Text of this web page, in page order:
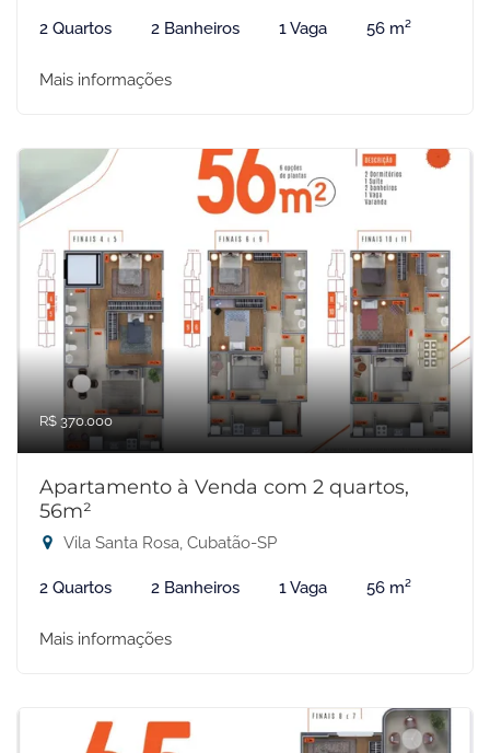
2 Quartos 2 Banheiros 1 Vaga 56 m²
Mais informações
R$ 370.000
Apartamento à Venda com 2 quartos,
56m²
Vila Santa Rosa, Cubatão-SP
2 Quartos 2 Banheiros 1 Vaga 56 m²
Mais informações